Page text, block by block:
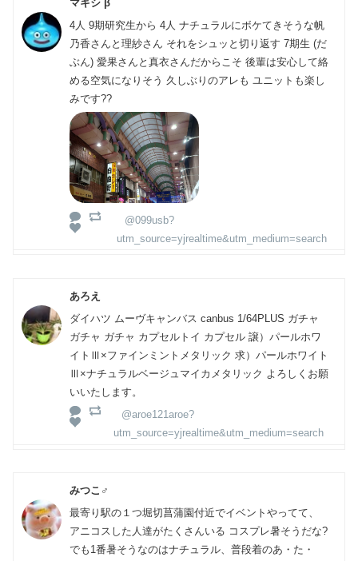
マキシ β
4人 9期研究生から 4人 ナチュラルにボケてきそうな帆
乃香さんと理紗さん それをシュッと切り返す 7期生 (だ
ぶん) 愛果さんと真衣さんだからこそ 後輩は安心して絡
める空気になりそう 久しぶりのアレも ユニットも楽し
みです??
@099usb?
utm_source=yjrealtime&utm_medium=search
あろえ
ダイハツ ムーヴキャンバス canbus 1/64PLUS ガチャ
ガチャ ガチャ カプセルトイ カプセル 譲）パールホワ
イトⅢ×ファインミントメタリック 求）パールホワイト
Ⅲ×ナチュラルベージュマイカメタリック よろしくお願
いいたします。
@aroe121aroe?
utm_source=yjrealtime&utm_medium=search
みつこ♂
最寄り駅の１つ堀切菖蒲園付近でイベントやってて、
アニコスした人達がたくさんいる コスプレ暑そうだな?
でも1番暑そうなのはナチュラル、普段着のあ・た・